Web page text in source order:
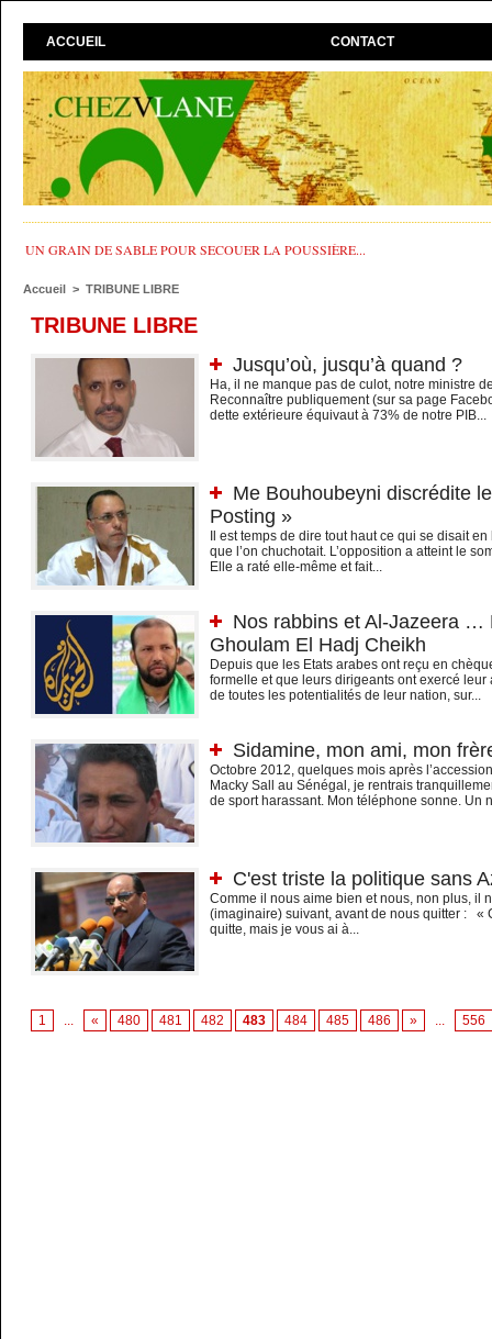
ACCUEIL CONTACT
UN GRAIN DE SABLE POUR SECOUER LA POUSSIÈRE...
Accueil > TRIBUNE LIBRE
TRIBUNE LIBRE
Jusqu’où, jusqu’à quand ?
Ha, il ne manque pas de culot, notre ministre
Reconnaître publiquement (sur sa page
dette extérieure équivaut à 73% de notre PIB...
Me Bouhoubeyni discrédite
Posting »
Il est temps de dire tout haut ce qui se disait
que l’on chuchotait. L’opposition a atteint le
Elle a raté elle-même et fait...
Nos rabbins et Al-Jazeera …
Ghoulam El Hadj Cheikh
Depuis que les Etats arabes ont reçu en
formelle et que leurs dirigeants ont exercé leur
de toutes les potentialités de leur nation, sur...
Sidamine, mon ami, mon
Octobre 2012, quelques mois après
Macky Sall au Sénégal, je rentrais
de sport harassant. Mon téléphone sonne. Un
C'est triste la politique sans
Comme il nous aime bien et nous, non plus, il
(imaginaire) suivant, avant de nous quitter : «
quitte, mais je vous ai à...
1 ... « 480 481 482 483 484 485 486 » ... 556